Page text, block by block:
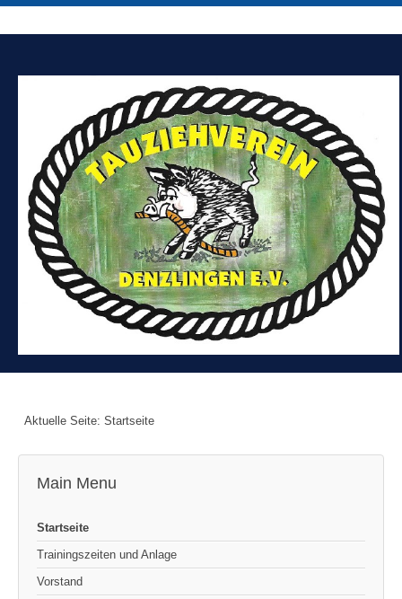
Aktuelle Seite: Startseite
Main Menu
Startseite
Trainingszeiten und Anlage
Vorstand